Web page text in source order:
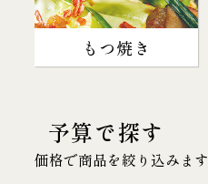
もつ焼き
予算で探す
価格で商品を絞り込みます